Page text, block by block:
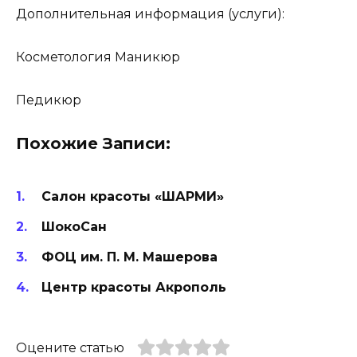
Дополнительная информация (услуги):
Косметология Маникюр
Педикюр
Похожие Записи:
Салон красоты «ШАРМИ»
ШокоСан
ФОЦ им. П. М. Машерова
Центр красоты Акрополь
Оцените статью